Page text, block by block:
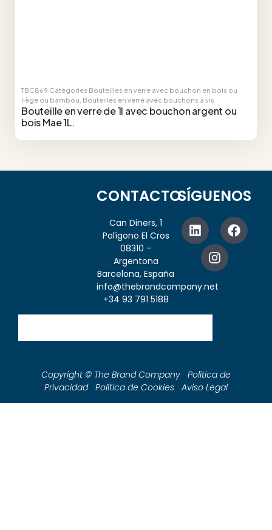
TBC869 Catégories Bouteilles en verre avec bouchon en bois ou
liège ou bambou Bouteilles en verre avec bouchons à vis
Bouteille en verre de 1l avec bouchon argent ou
bois Mae 1L.
CONTACTO
Can Diners, 1
Polígono El Cros
08310 –
Argentona
Barcelona, España
info@thebrandcompany.net
+34 93 791 5188
SÍGUENOS
Copyright © The Brand Company Política de
Privacidad Política de Cookies Aviso Legal